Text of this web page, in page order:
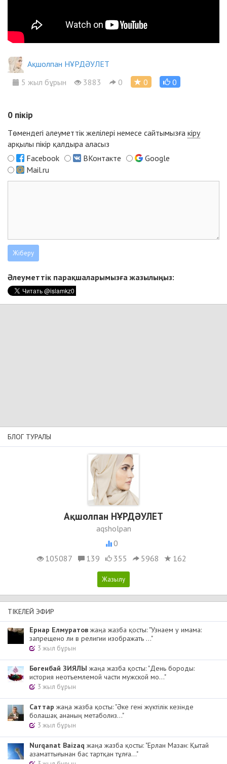
Ақшолпан НҰРДӘУЛЕТ
5 жыл бұрын
3883 0 0 0
0 пікір
Төмендегі әлеуметтік желілері немесе сайтымызға кіру
арқылы пікір қалдыра аласыз
Facebook
ВКонтакте
Google
Mail.ru
Әлеуметтік парақшаларымызға жазылыңыз:
БЛОГ ТУРАЛЫ
Ақшолпан НҰРДӘУЛЕТ
aqsholpan
0
105087
139 355 5968 162
ТІКЕЛЕЙ ЭФИР
Ернар Елмуратов жаңа жазба қосты: "Узнаем у имама:
запрещено ли в религии изображать ..."
3 жыл бұрын
Бөгенбай ЗИЯЛЫ жаңа жазба қосты: "День бороды:
история неотъемлемой части мужской мо..."
3 жыл бұрын
Cаттар жаңа жазба қосты: "Әке гені жүктілік кезінде
болашақ ананың метаболиз..."
3 жыл бұрын
Nurqanat Baizaq жаңа жазба қосты: "Ерлан Мазан: Қытай
азаматтығынан бас тартқан тұлға..."